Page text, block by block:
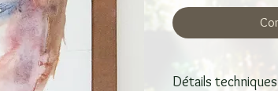
Détails techniques